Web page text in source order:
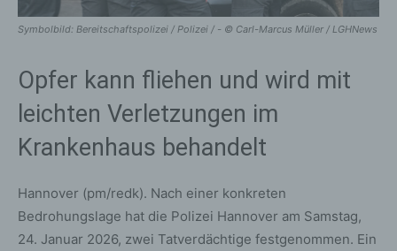
Symbolbild: Bereitschaftspolizei / Polizei / - © Carl-Marcus Müller / LGHNews
Opfer kann fliehen und wird mit
leichten Verletzungen im
Krankenhaus behandelt
Hannover (pm/redk). Nach einer konkreten
Bedrohungslage hat die Polizei Hannover am Samstag,
24. Januar 2026, zwei Tatverdächtige festgenommen. Ein